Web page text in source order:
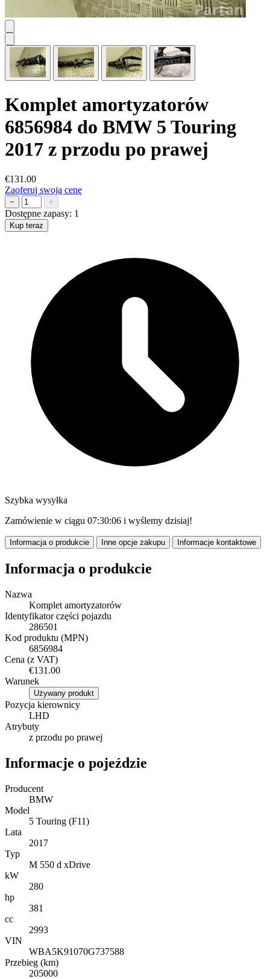
Komplet amortyzatorów
6856984 do BMW 5 Touring
2017 z przodu po prawej
€131.00
Zaoferuj swoją cenę
− +
Dostępne zapasy: 1
Kup teraz
Szybka wysyłka
Zamówienie w ciągu 07:30:05 i wyślemy dzisiaj!
Informacja o produkcie Inne opcje zakupu Informacje kontaktowe
Informacja o produkcie
Nazwa
Komplet amortyzatorów
Identyfikator części pojazdu
286501
Kod produktu (MPN)
6856984
Cena (z VAT)
€131.00
Warunek
Używany produkt
Pozycja kierownicy
LHD
Atrybuty
z przodu po prawej
Informacje o pojeździe
Producent
BMW
Model
5 Touring (F11)
Lata
2017
Typ
M 550 d xDrive
kW
280
hp
381
cc
2993
VIN
WBA5K91070G737588
Przebieg (km)
205000